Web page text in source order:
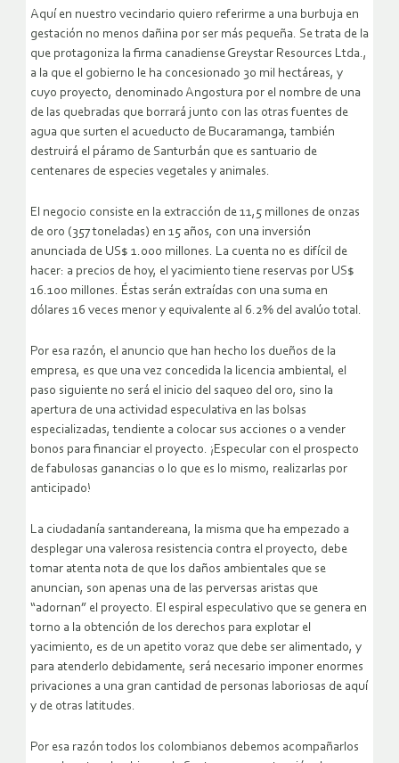
Aquí en nuestro vecindario quiero referirme a una burbuja en
gestación no menos dañina por ser más pequeña. Se trata de la
que protagoniza la firma canadiense Greystar Resources Ltda.,
a la que el gobierno le ha concesionado 30 mil hectáreas, y
cuyo proyecto, denominado Angostura por el nombre de una
de las quebradas que borrará junto con las otras fuentes de
agua que surten el acueducto de Bucaramanga, también
destruirá el páramo de Santurbán que es santuario de
centenares de especies vegetales y animales.
El negocio consiste en la extracción de 11,5 millones de onzas
de oro (357 toneladas) en 15 años, con una inversión
anunciada de US$ 1.000 millones. La cuenta no es difícil de
hacer: a precios de hoy, el yacimiento tiene reservas por US$
16.100 millones. Éstas serán extraídas con una suma en
dólares 16 veces menor y equivalente al 6.2% del avalúo total.
Por esa razón, el anuncio que han hecho los dueños de la
empresa, es que una vez concedida la licencia ambiental, el
paso siguiente no será el inicio del saqueo del oro, sino la
apertura de una actividad especulativa en las bolsas
especializadas, tendiente a colocar sus acciones o a vender
bonos para financiar el proyecto. ¡Especular con el prospecto
de fabulosas ganancias o lo que es lo mismo, realizarlas por
anticipado!
La ciudadanía santandereana, la misma que ha empezado a
desplegar una valerosa resistencia contra el proyecto, debe
tomar atenta nota de que los daños ambientales que se
anuncian, son apenas una de las perversas aristas que
“adornan” el proyecto. El espiral especulativo que se genera en
torno a la obtención de los derechos para explotar el
yacimiento, es de un apetito voraz que debe ser alimentado, y
para atenderlo debidamente, será necesario imponer enormes
privaciones a una gran cantidad de personas laboriosas de aquí
y de otras latitudes.
Por esa razón todos los colombianos debemos acompañarlos